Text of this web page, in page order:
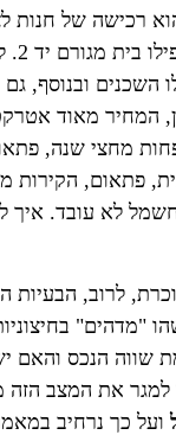
רכישה של חנות
חדש
השכנים ובנוסף,
המחיר מאוד
מחצי שנה,
פתאום, הקירות
לא עובד. איך
לרוב, הבעיות
"מדהים"
הנכס והאם יש
למגר את המצב הזה
ועל כך נרחיב